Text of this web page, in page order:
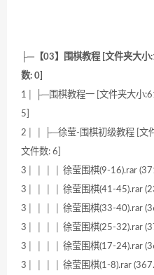
├─【03】围棋教程 [文件夹大
数: 0]
1│ ├─围棋教程一 [文件夹大小
5]
2│ │ ├─徐莹-围棋初级教程 [文
文件数: 6]
3│ │ │ │ 徐莹围棋(9-16).rar
3│ │ │ │ 徐莹围棋(41-45).rar
3│ │ │ │ 徐莹围棋(33-40).rar
3│ │ │ │ 徐莹围棋(25-32).rar
3│ │ │ │ 徐莹围棋(17-24).rar
3│ │ │ │ 徐莹围棋(1-8).rar